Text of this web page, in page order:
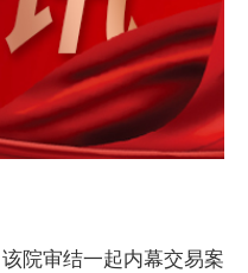
院审结一起内幕交易案